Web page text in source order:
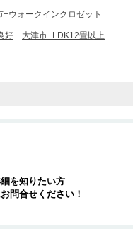
+ウォークインクロゼット
好 大津市+LDK12畳以上
を知りたい方
問合せください！